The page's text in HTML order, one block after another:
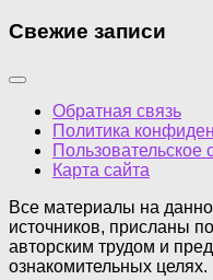
Свежие записи
Обратная связь
Политика
Пользовательское
Карта сайта
Все материалы на
источников, присланы
авторским трудом и
ознакомительных целях.